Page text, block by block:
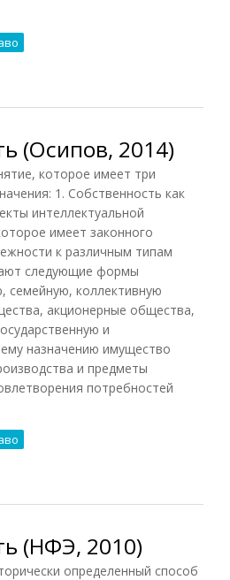
(Осипов, 2014)
которое имеет три
1. Собственность как
интеллектуальной
имеет законного
к различным типам
следующие формы
семейную, коллективную
акционерные общества,
и
назначению имущество
и предметы
потребностей
(НФЭ, 2010)
определенный способ